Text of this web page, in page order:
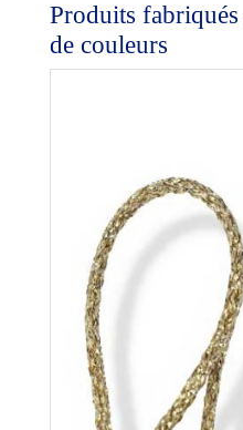
Produits
de couleurs